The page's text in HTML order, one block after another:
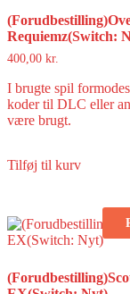
Requiemz(Switch:
400,00 kr.
I brugte spil
koder til DLC eller
være brugt.
Tilføj til kurv